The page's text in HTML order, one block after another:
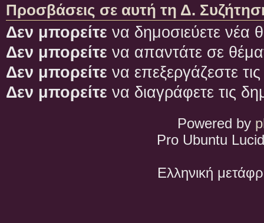
Προσβάσεις σε αυτή τη Δ.
Δεν μπορείτε να δημοσιεύετε νέα
Δεν μπορείτε να απαντάτε σε
Δεν μπορείτε να επεξεργάζεστε
Δεν μπορείτε να διαγράφετε τις
Powered by
Pro Ubuntu
Ελληνική